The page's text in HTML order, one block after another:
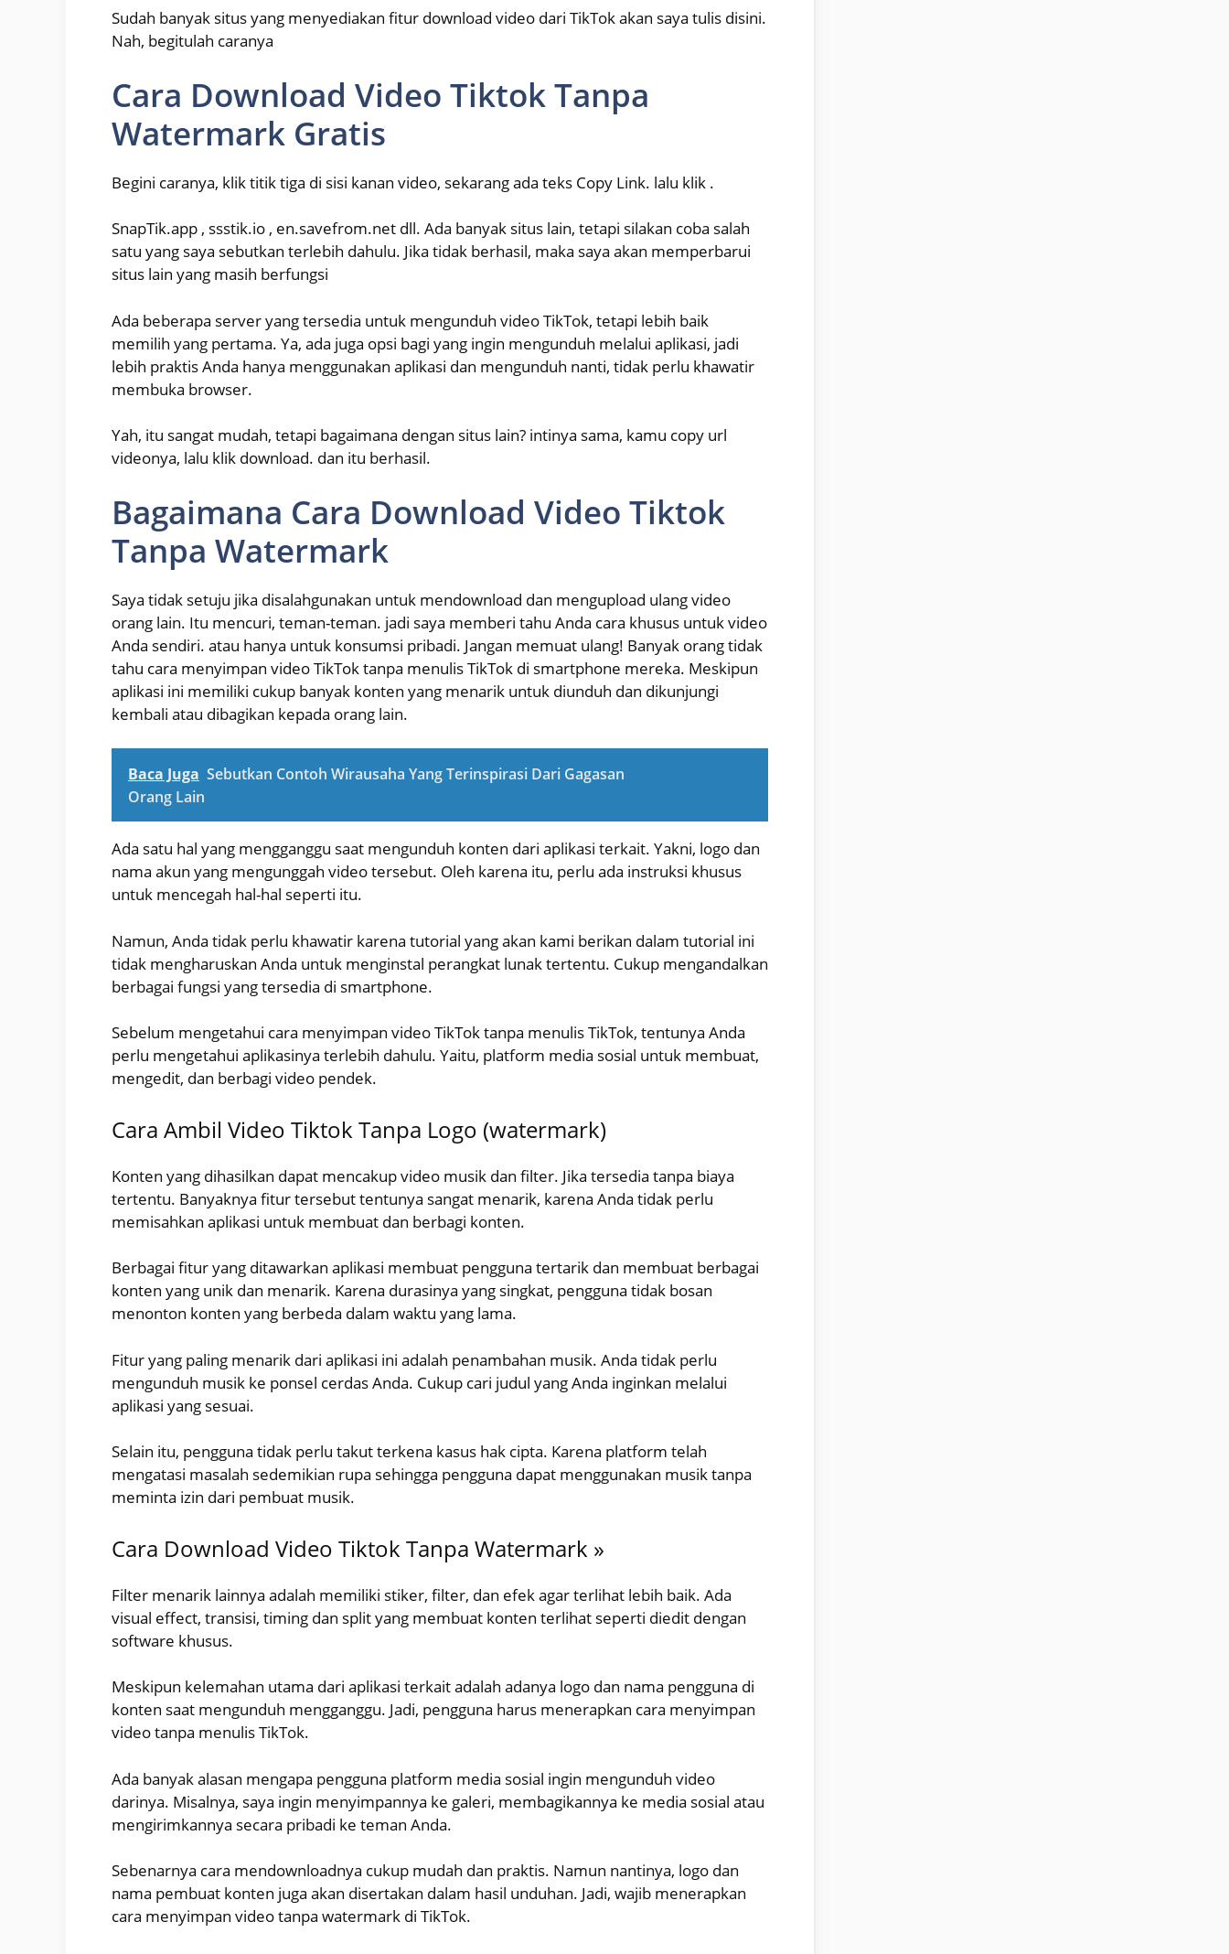
Sudah banyak situs yang menyediakan fitur download video dari TikTok akan saya tulis disini.
Nah, begitulah caranya
Cara Download Video Tiktok Tanpa
Watermark Gratis
Begini caranya, klik titik tiga di sisi kanan video, sekarang ada teks Copy Link. lalu klik .
SnapTik.app , ssstik.io , en.savefrom.net dll. Ada banyak situs lain, tetapi silakan coba salah
satu yang saya sebutkan terlebih dahulu. Jika tidak berhasil, maka saya akan memperbarui
situs lain yang masih berfungsi
Ada beberapa server yang tersedia untuk mengunduh video TikTok, tetapi lebih baik
memilih yang pertama. Ya, ada juga opsi bagi yang ingin mengunduh melalui aplikasi, jadi
lebih praktis Anda hanya menggunakan aplikasi dan mengunduh nanti, tidak perlu khawatir
membuka browser.
Yah, itu sangat mudah, tetapi bagaimana dengan situs lain? intinya sama, kamu copy url
videonya, lalu klik download. dan itu berhasil.
Bagaimana Cara Download Video Tiktok
Tanpa Watermark
Saya tidak setuju jika disalahgunakan untuk mendownload dan mengupload ulang video
orang lain. Itu mencuri, teman-teman. jadi saya memberi tahu Anda cara khusus untuk video
Anda sendiri. atau hanya untuk konsumsi pribadi. Jangan memuat ulang! Banyak orang tidak
tahu cara menyimpan video TikTok tanpa menulis TikTok di smartphone mereka. Meskipun
aplikasi ini memiliki cukup banyak konten yang menarik untuk diunduh dan dikunjungi
kembali atau dibagikan kepada orang lain.
Baca Juga Sebutkan Contoh Wirausaha Yang Terinspirasi Dari Gagasan
Orang Lain
Ada satu hal yang mengganggu saat mengunduh konten dari aplikasi terkait. Yakni, logo dan
nama akun yang mengunggah video tersebut. Oleh karena itu, perlu ada instruksi khusus
untuk mencegah hal-hal seperti itu.
Namun, Anda tidak perlu khawatir karena tutorial yang akan kami berikan dalam tutorial ini
tidak mengharuskan Anda untuk menginstal perangkat lunak tertentu. Cukup mengandalkan
berbagai fungsi yang tersedia di smartphone.
Sebelum mengetahui cara menyimpan video TikTok tanpa menulis TikTok, tentunya Anda
perlu mengetahui aplikasinya terlebih dahulu. Yaitu, platform media sosial untuk membuat,
mengedit, dan berbagi video pendek.
Cara Ambil Video Tiktok Tanpa Logo (watermark)
Konten yang dihasilkan dapat mencakup video musik dan filter. Jika tersedia tanpa biaya
tertentu. Banyaknya fitur tersebut tentunya sangat menarik, karena Anda tidak perlu
memisahkan aplikasi untuk membuat dan berbagi konten.
Berbagai fitur yang ditawarkan aplikasi membuat pengguna tertarik dan membuat berbagai
konten yang unik dan menarik. Karena durasinya yang singkat, pengguna tidak bosan
menonton konten yang berbeda dalam waktu yang lama.
Fitur yang paling menarik dari aplikasi ini adalah penambahan musik. Anda tidak perlu
mengunduh musik ke ponsel cerdas Anda. Cukup cari judul yang Anda inginkan melalui
aplikasi yang sesuai.
Selain itu, pengguna tidak perlu takut terkena kasus hak cipta. Karena platform telah
mengatasi masalah sedemikian rupa sehingga pengguna dapat menggunakan musik tanpa
meminta izin dari pembuat musik.
Cara Download Video Tiktok Tanpa Watermark »
Filter menarik lainnya adalah memiliki stiker, filter, dan efek agar terlihat lebih baik. Ada
visual effect, transisi, timing dan split yang membuat konten terlihat seperti diedit dengan
software khusus.
Meskipun kelemahan utama dari aplikasi terkait adalah adanya logo dan nama pengguna di
konten saat mengunduh mengganggu. Jadi, pengguna harus menerapkan cara menyimpan
video tanpa menulis TikTok.
Ada banyak alasan mengapa pengguna platform media sosial ingin mengunduh video
darinya. Misalnya, saya ingin menyimpannya ke galeri, membagikannya ke media sosial atau
mengirimkannya secara pribadi ke teman Anda.
Sebenarnya cara mendownloadnya cukup mudah dan praktis. Namun nantinya, logo dan
nama pembuat konten juga akan disertakan dalam hasil unduhan. Jadi, wajib menerapkan
cara menyimpan video tanpa watermark di TikTok.